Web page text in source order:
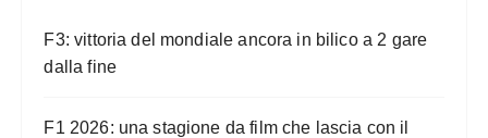
F3: vittoria del mondiale ancora in bilico a 2 gare
dalla fine
F1 2026: una stagione da film che lascia con il